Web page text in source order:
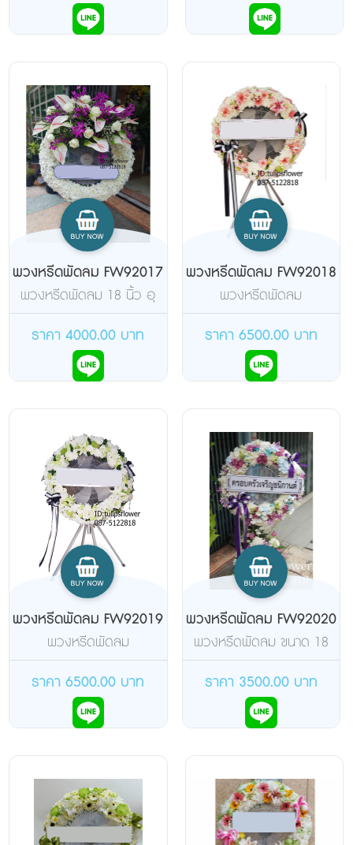
ประดิษฐ์เต็มวง
เต็มวง
พวงหรีดพัดลม FW92017
พวงหรีดพัดลม 18 นิ้ว อุ
สาหกรรมขากลมตัวเตี้ย
ยี่ห้อฮาตาริ จัดดอกไม้เต็ม
วงเน้นดอกไม้ด้านบนให้
สวยหรูดูมีระดับ
ราคา 4000.00 บาท
พวงหรีดพัดลม FW92018
พวงหรีดพัดลม
อุตสาหกรรม 25 นิ้ว 4 ขา
ยี่ห้อฮาตาริ จัดดอกไม้สด
เต็มวง
ราคา 6500.00 บาท
พวงหรีดพัดลม FW92019
พวงหรีดพัดลม
อุตสาหกรรม 25 นิ้ว 4 ขา
ยี่ห้อฮาตาริ จัดดอกไม้สด
เต็มวง
ราคา 6500.00 บาท
พวงหรีดพัดลม FW92020
พวงหรีดพัดลม ขนาด 18
นิ้ว แบบสไลด์ จัดอกไม้เต็ม
วงและจุดด้านล่าง
ราคา 3500.00 บาท